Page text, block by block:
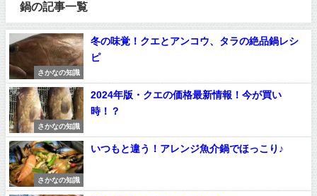
鍋の記事一覧
さかなの知識
冬の味覚！クエとアンコウ、タラの絶品鍋レシ
ピ
さかなの知識
2024年版・クエの価格最新情報！今が買い
時！？
さかなの知識
いつもと違う！アレンジ魚介鍋でほっこり♪